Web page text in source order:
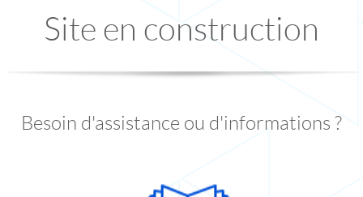
Site en construction
Besoin d'assistance ou d'informations ?